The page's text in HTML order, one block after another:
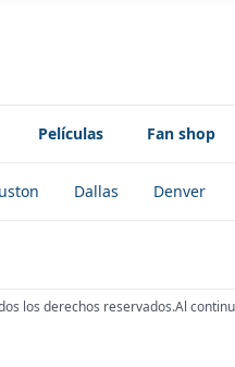
Películas Fan shop
Dallas Denver
los derechos reservados.Al